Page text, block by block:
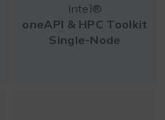
Intel®
oneAPI & HPC Toolkit
Single-Node